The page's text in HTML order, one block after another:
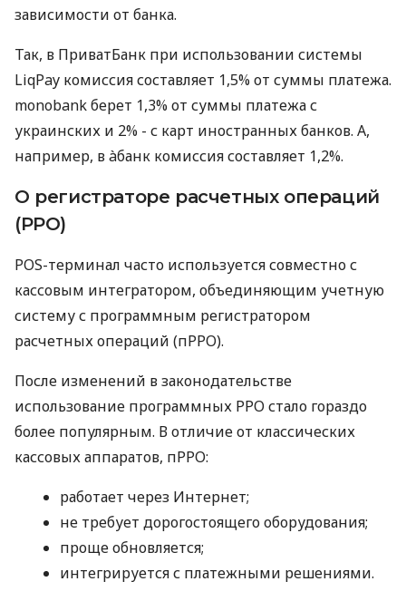
зависимости от банка.
Так, в ПриватБанк при использовании системы
LiqPay комиссия составляет 1,5% от суммы платежа.
monobank берет 1,3% от суммы платежа с
украинских и 2% - с карт иностранных банков. А,
например, в àбанк комиссия составляет 1,2%.
О регистраторе расчетных операций
(РРО)
POS-терминал часто используется совместно с
кассовым интегратором, объединяющим учетную
систему с программным регистратором
расчетных операций (пРРО).
После изменений в законодательстве
использование программных РРО стало гораздо
более популярным. В отличие от классических
кассовых аппаратов, пРРО:
работает через Интернет;
не требует дорогостоящего оборудования;
проще обновляется;
интегрируется с платежными решениями.